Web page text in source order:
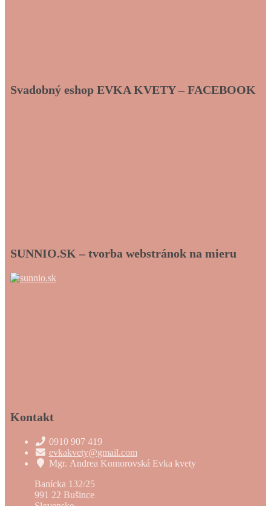
Svadobný eshop EVKA KVETY – FACEBOOK
SUNNIO.SK – tvorba webstránok na mieru
Kontakt
0910 907 419
evkakvety@gmail.com
Mgr. Andrea Komorovská Evka kvety
Banícka 132/25
991 22 Bušince